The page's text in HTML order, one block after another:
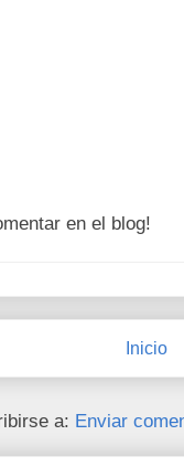
en el blog!
Inicio
a: Enviar